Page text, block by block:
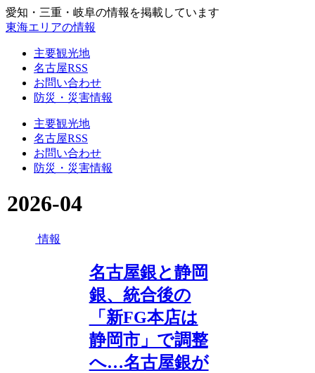
愛知・三重・岐阜の情報を掲載しています
東海エリアの情報
主要観光地
名古屋RSS
お問い合わせ
防災・災害情報
主要観光地
名古屋RSS
お問い合わせ
防災・災害情報
2026-04
情報
名古屋銀と静岡
銀、統合後の
「新FG本店は
静岡市」で調整
へ…名古屋銀が